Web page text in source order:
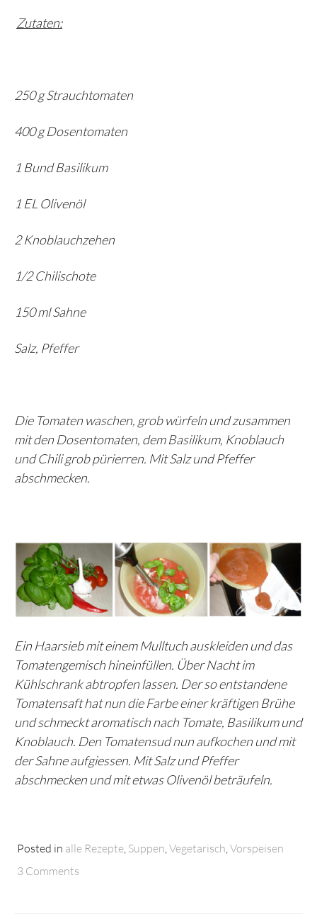
Zutaten:
250 g Strauchtomaten
400 g Dosentomaten
1 Bund Basilikum
1 EL Olivenöl
2 Knoblauchzehen
1/2 Chilischote
150 ml Sahne
Salz, Pfeffer
Die Tomaten waschen, grob würfeln und zusammen
mit den Dosentomaten, dem Basilikum, Knoblauch
und Chili grob pürierren. Mit Salz und Pfeffer
abschmecken.
Ein Haarsieb mit einem Mulltuch auskleiden und das
Tomatengemisch hineinfüllen. Über Nacht im
Kühlschrank abtropfen lassen. Der so entstandene
Tomatensaft hat nun die Farbe einer kräftigen Brühe
und schmeckt aromatisch nach Tomate, Basilikum und
Knoblauch. Den Tomatensud nun aufkochen und mit
der Sahne aufgiessen. Mit Salz und Pfeffer
abschmecken und mit etwas Olivenöl beträufeln.
Posted in alle Rezepte Suppen Vegetarisch Vorspeisen
3 Comments